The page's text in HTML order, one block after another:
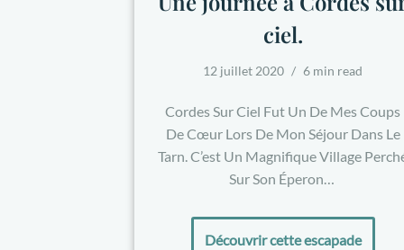
ciel.
12 juillet 2020 6 min read
Cordes Sur Ciel Fut Un De Mes Coups
De Cœur Lors De Mon Séjour Dans Le
Tarn. C’est Un Magnifique Village
Sur Son Éperon…
Découvrir cette escapade